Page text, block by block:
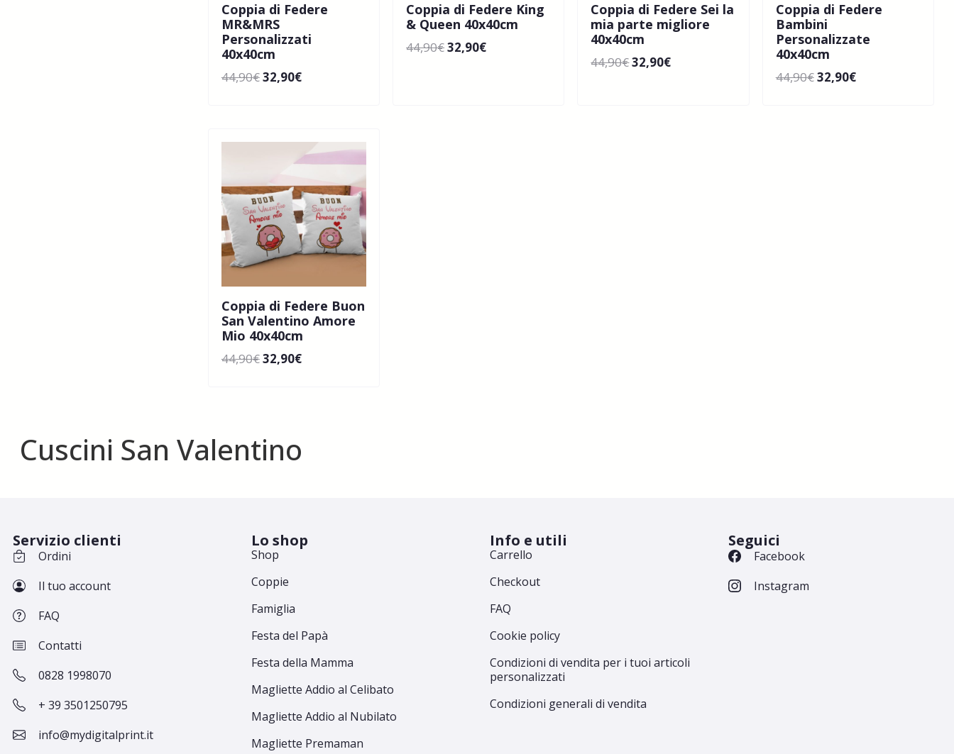
Coppia di Federe
MR&MRS
Personalizzati
40x40cm
44,90€32,90€
Coppia di Federe King
& Queen 40x40cm
44,90€32,90€
Coppia di Federe Sei la
mia parte migliore
40x40cm
44,90€32,90€
Coppia di Federe
Bambini
Personalizzate
40x40cm
44,90€32,90€
Coppia di Federe Buon
San Valentino Amore
Mio 40x40cm
44,90€32,90€
Cuscini San Valentino
Servizio clienti
Ordini
Il tuo account
FAQ
Contatti
0828 1998070
+ 39 3501250795
info@mydigitalprint.it
Lo shop
Shop
Coppie
Famiglia
Festa del Papà
Festa della Mamma
Magliette Addio al Celibato
Magliette Addio al Nubilato
Magliette Premaman
Info e utili
Carrello
Checkout
FAQ
Cookie policy
Condizioni di vendita per i tuoi articoli
personalizzati
Condizioni generali di vendita
Seguici
Facebook
Instagram